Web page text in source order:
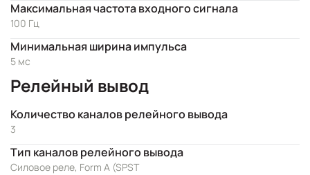
Максимальная частота входного сигнала
100 Гц
Минимальная ширина импульса
5 мс
Релейный вывод
Количество каналов релейного вывода
3
Тип каналов релейного вывода
Силовое реле, Form A (SPST